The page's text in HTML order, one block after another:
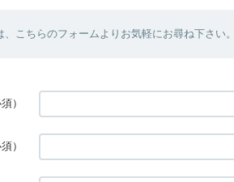
こちらのフォームよりお気軽にお尋ね下さい。
）
）